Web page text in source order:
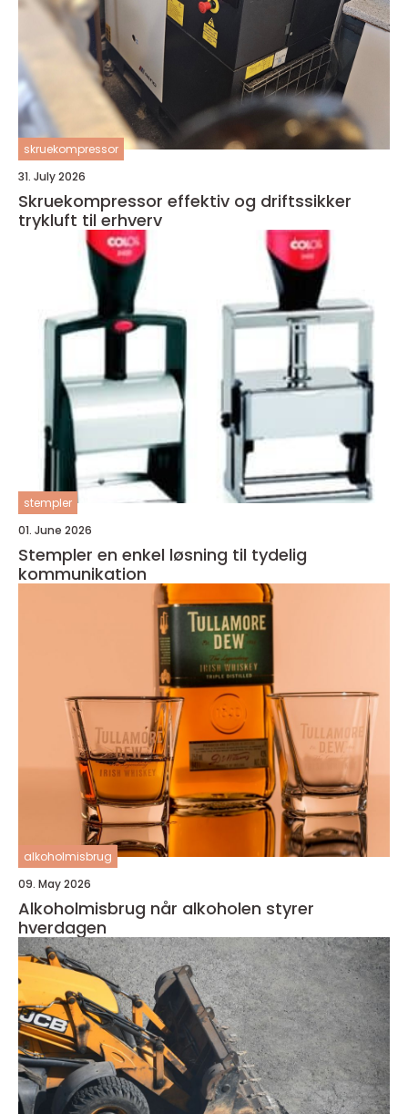
skruekompressor
31. July 2026
Skruekompressor effektiv og driftssikker
trykluft til erhverv
stempler
01. June 2026
Stempler en enkel løsning til tydelig
kommunikation
alkoholmisbrug
09. May 2026
Alkoholmisbrug når alkoholen styrer
hverdagen